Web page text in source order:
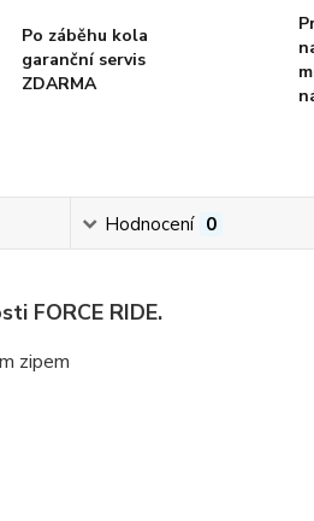
Po záběhu kola
garanční servis
ZDARMA
Hodnocení 0
FORCE RIDE.
zipem